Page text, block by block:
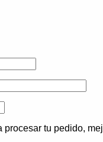
tu pedido,